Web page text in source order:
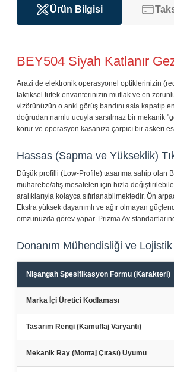
Ürün Bilgisi
BEY504 Siyah Katlanır
Arazi de elektronik operasyonel optiklerinizin
taktiksel tüfek envanterinizin mutlak ve en
vizörünüzün o anki görüş bandını asla kapatıp
doğrudan namlu ucuyla sarsılmaz bir mekanik
korur ve operasyon kasanıza çarpıcı bir askeri
Hassas (Sapma ve Yükseklik)
Düşük profilli (Low-Profile) tasarıma sahip olan
muharebe/atış mesafeleri için hızla
aralıklarıyla kolayca sıfırlanabilmektedir. Ön
Ekstra yüksek dayanımlı ve ağır olmayan
omzunuzda görev yapar. Prizma Av
Donanım Mühendisliği ve
Nişangah Spesifikasyon Formu (Karakteri)
Marka İçi Üretici Kodlaması
Tasarım Rengi (Kamuflaj Varyantı)
Mekanik Ray (Montaj Çıtası) Uyumu